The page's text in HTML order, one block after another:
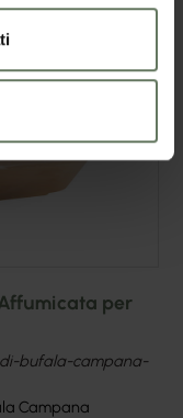
per
bufala-campana-
Campana